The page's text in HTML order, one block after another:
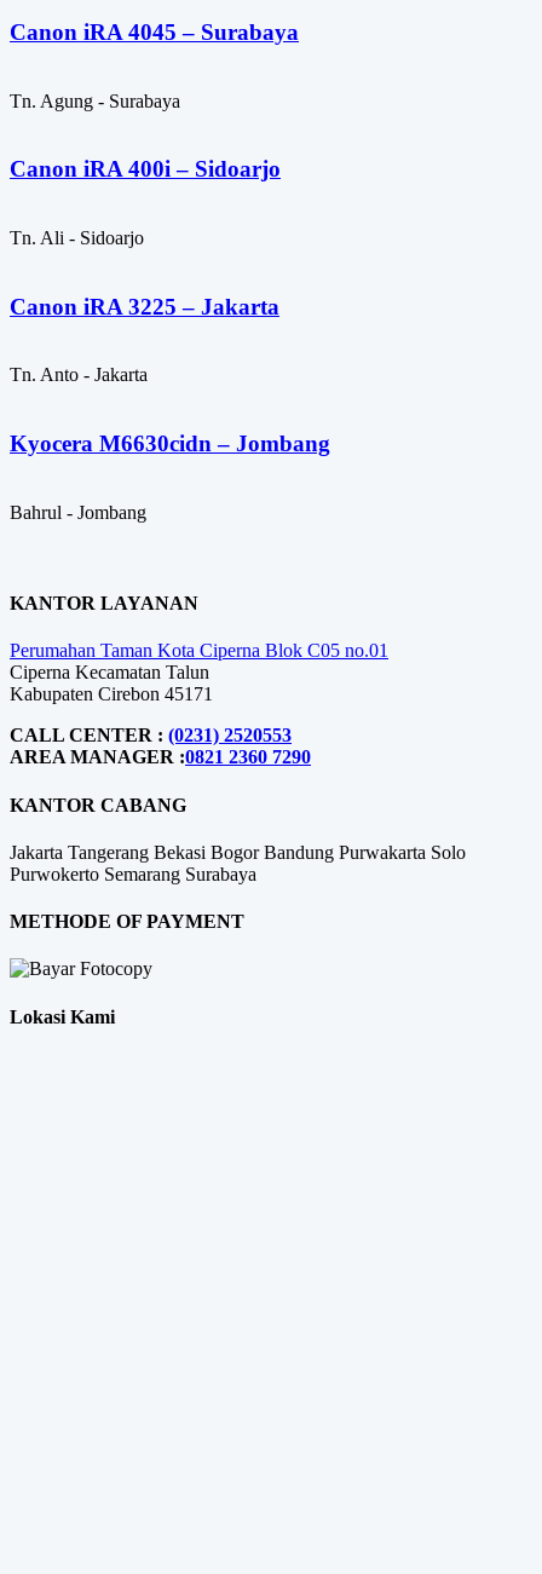
Canon iRA 4045 – Surabaya
Tn. Agung - Surabaya
Canon iRA 400i – Sidoarjo
Tn. Ali - Sidoarjo
Canon iRA 3225 – Jakarta
Tn. Anto - Jakarta
Kyocera M6630cidn – Jombang
Bahrul - Jombang
KANTOR LAYANAN
Perumahan Taman Kota Ciperna Blok C05 no.01
Ciperna Kecamatan Talun
Kabupaten Cirebon 45171
CALL CENTER : (0231) 2520553
AREA MANAGER :0821 2360 7290
KANTOR CABANG
Jakarta Tangerang Bekasi BogorBandung Purwakarta Solo
Purwokerto Semarang Surabaya
METHODE OF PAYMENT
Lokasi Kami